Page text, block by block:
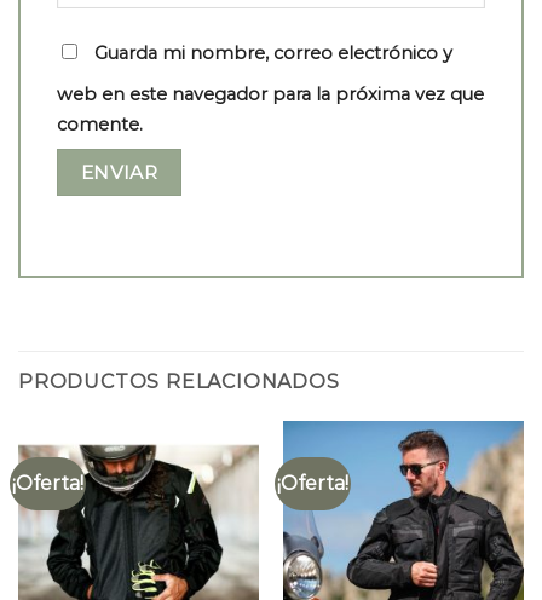
Guarda mi nombre, correo electrónico y
web en este navegador para la próxima vez que
comente.
PRODUCTOS RELACIONADOS
¡Oferta! ¡Oferta!